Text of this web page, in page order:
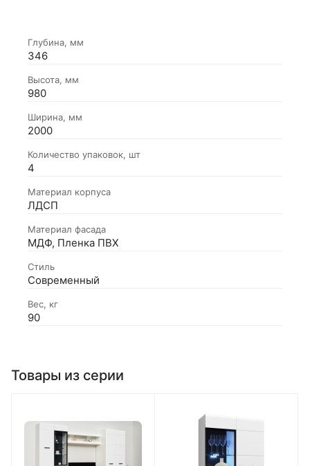
Глубина, мм
346
Высота, мм
980
Ширина, мм
2000
Количество упаковок, шт
4
Материал корпуса
ЛДСП
Материал фасада
МДФ, Пленка ПВХ
Стиль
Современный
Вес, кг
90
Товары из серии